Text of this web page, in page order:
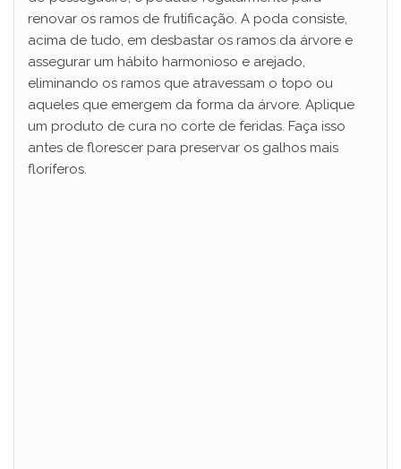
renovar os ramos de frutificação. A poda consiste,
acima de tudo, em desbastar os ramos da árvore e
assegurar um hábito harmonioso e arejado,
eliminando os ramos que atravessam o topo ou
aqueles que emergem da forma da árvore. Aplique
um produto de cura no corte de feridas. Faça isso
antes de florescer para preservar os galhos mais
floríferos.